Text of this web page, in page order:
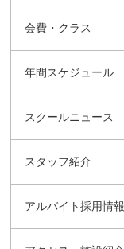
会費・クラス
年間スケジュール
スクールニュース
スタッフ紹介
アルバイト採用情報